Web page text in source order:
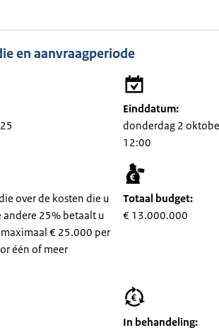
en aanvraagperiode
Einddatum:
donderdag 2
12:00
over de kosten die u
andere 25% betaalt u
maximaal € 25.000 per
één of meer
Totaal budget:
€ 13.000.000
In behandeling: